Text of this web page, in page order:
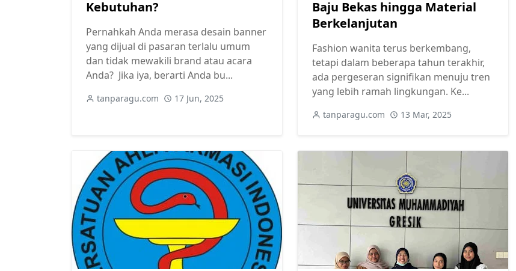
Kebutuhan?
Pernahkah Anda merasa desain banner
yang dijual di pasaran terlalu umum
dan tidak mewakili brand atau acara
Anda? Jika iya, berarti Anda bu...
tanparagu.com 17 Jun, 2025
Baju Bekas hingga Material
Berkelanjutan
Fashion wanita terus berkembang,
tetapi dalam beberapa tahun terakhir,
ada pergeseran signifikan menuju tren
yang lebih ramah lingkungan. Ke...
tanparagu.com 13 Mar, 2025